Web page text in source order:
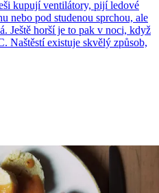
kupují ventilátory, pijí ledové
nebo pod studenou sprchou, ale
Ještě horší je to pak v noci, když
Naštěstí existuje skvělý způsob,